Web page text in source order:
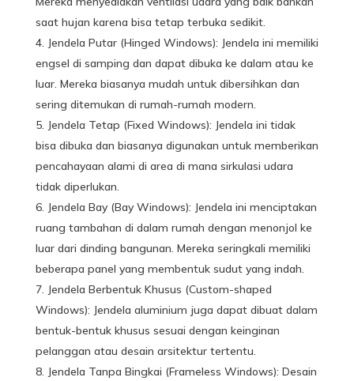
saat hujan karena bisa tetap terbuka sedikit.
Jendela Putar (Hinged Windows): Jendela ini memiliki
engsel di samping dan dapat dibuka ke dalam atau ke
luar. Mereka biasanya mudah untuk dibersihkan dan
sering ditemukan di rumah-rumah modern.
Jendela Tetap (Fixed Windows): Jendela ini tidak
bisa dibuka dan biasanya digunakan untuk memberikan
pencahayaan alami di area di mana sirkulasi udara
tidak diperlukan.
Jendela Bay (Bay Windows): Jendela ini menciptakan
ruang tambahan di dalam rumah dengan menonjol ke
luar dari dinding bangunan. Mereka seringkali memiliki
beberapa panel yang membentuk sudut yang indah.
Jendela Berbentuk Khusus (Custom-shaped
Windows): Jendela aluminium juga dapat dibuat dalam
bentuk-bentuk khusus sesuai dengan keinginan
pelanggan atau desain arsitektur tertentu.
Jendela Tanpa Bingkai (Frameless Windows): Desain